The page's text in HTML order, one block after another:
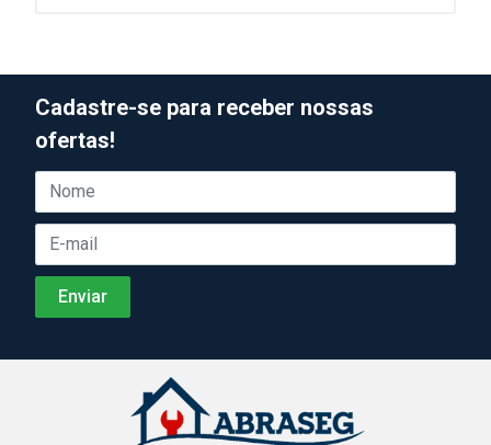
Cadastre-se para receber nossas
ofertas!